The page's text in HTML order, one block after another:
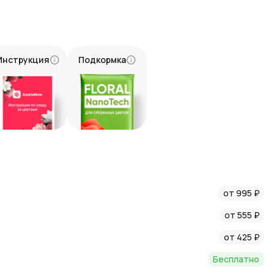
благодарность и нежные чувства
и завершенность букета
лизиантусов в пленке через интернет-магазин
качество цветов, а также доставку точно в указанное
Московской области, гарантируя, что букет будет
в пленке в AzaliaNow и сделайте подарок, который
Подкормка
от 995 ₽
от 555 ₽
от 425 ₽
Бесплатно